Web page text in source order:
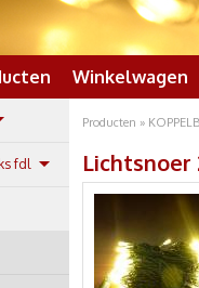
Winkelwagen
fdl
Producten »
Lichtsnoer